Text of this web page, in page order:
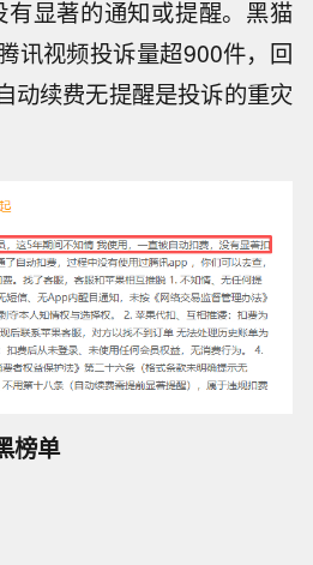
显著的通知或提醒。黑猫
讯视频投诉量超900件，回
动续费无提醒是投诉的重灾
榜单